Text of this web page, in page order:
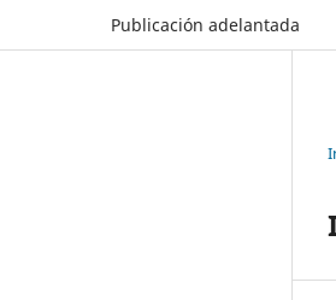
Publicación adelantada